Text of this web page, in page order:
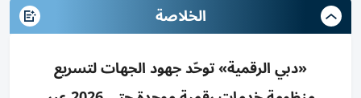
الخلاصة
«دبي الرقمية» توحّد جهود الجهات لتسريع